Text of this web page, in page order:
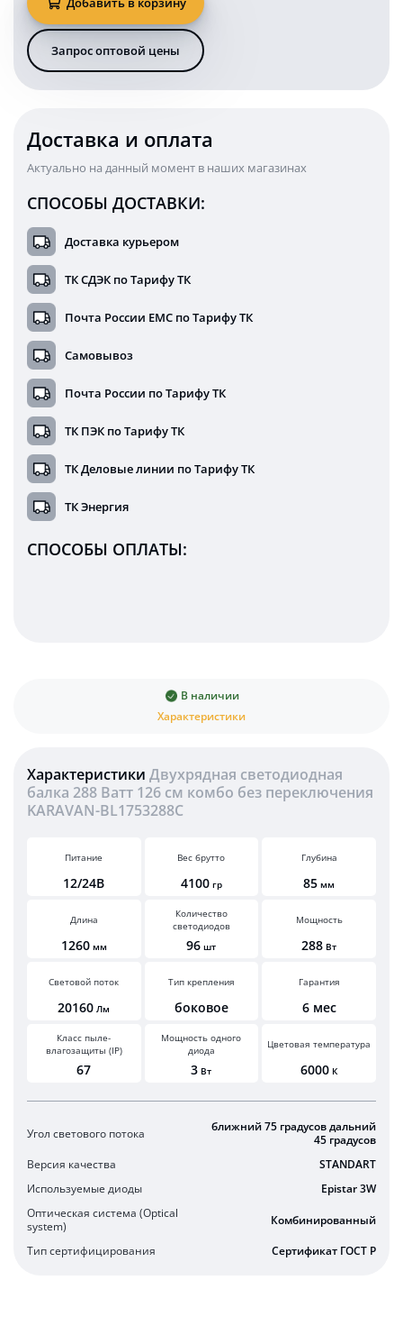
балка
288
126
см
комбо
KARAVAN-
BL1753288C
Запрос оптовой цены
Доставка и оплата
Актуально на данный момент в наших магазинах
СПОСОБЫ ДОСТАВКИ:
Доставка курьером
ТК СДЭК по Тарифу ТК
Почта России ЕМС по Тарифу ТК
Самовывоз
Почта России по Тарифу ТК
ТК ПЭК по Тарифу ТК
ТК Деловые линии по Тарифу ТК
ТК Энергия
СПОСОБЫ ОПЛАТЫ:
Характеристики
В наличии
Характеристики Двухрядная светодиодная
балка 288 Ватт 126 см комбо без переключения
KARAVAN-BL1753288C
Питание
12/24В
Вес брутто
4100 гр
Глубина
85 мм
Длина
1260 мм
Количество
светодиодов
96 шт
Мощность
288 Вт
Световой поток
20160 Лм
Тип крепления
боковое
Гарантия
6 мес
Класс пыле-
влагозащиты (IP)
67
Мощность одного
диода
3 Вт
Цветовая температура
6000 К
Угол светового потока
ближний 75 градусов дальний
45 градусов
Версия качества
STANDART
Используемые диоды
Epistar 3W
Оптическая система (Optical
system)
Комбинированный
Тип сертифицирования Сертификат ГОСТ Р